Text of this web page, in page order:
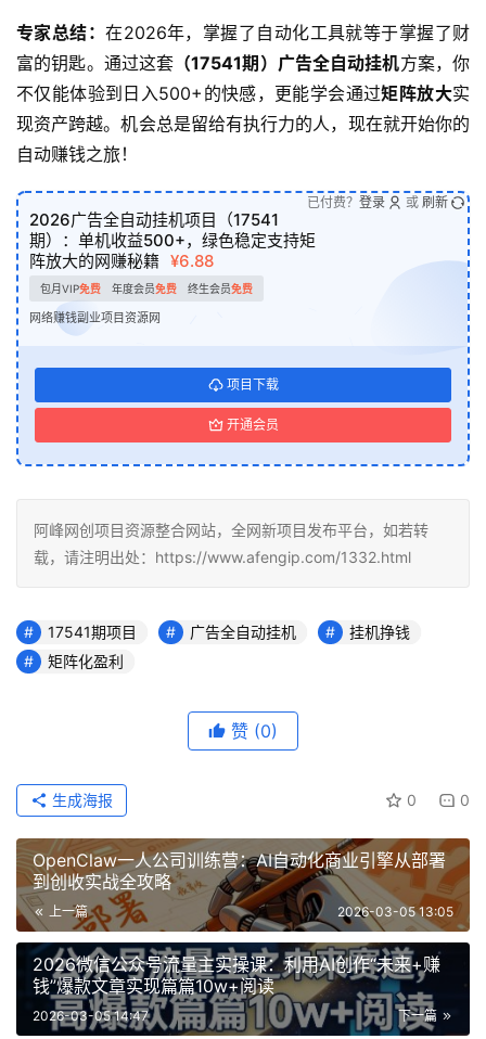
专家总结：在2026年，掌握了自动化工具就等于掌握了财
富的钥匙。通过这套 （17541期）广告全自动挂机方案，你
不仅能体验到日入500+的快感，更能学会通过矩阵放大实
现资产跨越。机会总是留给有执行力的人，现在就开始你的
自动赚钱之旅！
2026广告全自动挂机项目（17541
期）：单机收益500+，绿色稳定支持矩
阵放大的网赚秘籍 ¥6.88
包月VIP免费 年度会员免费 终生会员免费
网络赚钱副业项目资源网
项目下载
开通会员
已付费？ 登录 或 刷新
阿峰网创项目资源整合网站，全网新项目发布平台，如若转
载，请注明出处：https://www.afengip.com/1332.html
17541期项目 广告全自动挂机
挂机挣钱
矩阵化盈利
赞 (0)
0 0
生成海报
OpenClaw一人公司训练营：AI自动化商业引擎从部署
到创收实战全攻略
上一篇 2026-03-05 13:05
2026微信公众号流量主实操课：利用AI创作“未来+赚
钱”爆款文章实现篇篇10w+阅读
下一篇
2026-03-05 14:47